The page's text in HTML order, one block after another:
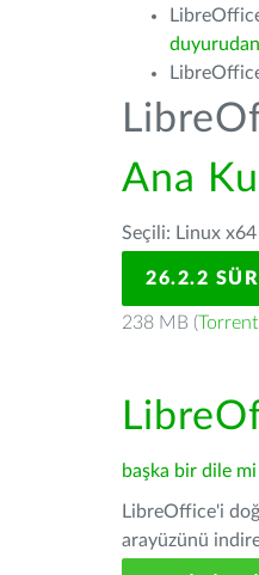
Ana
Seçili: Linux
26.2.2
238 MB (Torrent
başka bir dile mi
LibreOffice'i
arayüzünü